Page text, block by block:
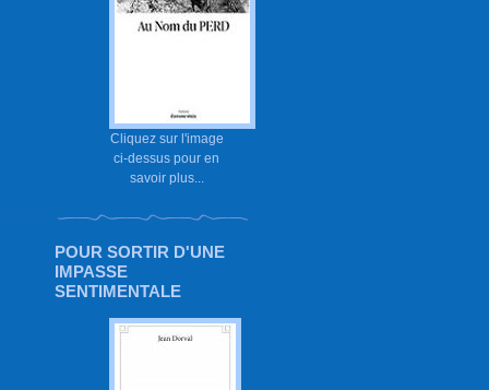
Cliquez sur l'image
ci-dessus pour en
savoir plus...
POUR SORTIR D'UNE
IMPASSE
SENTIMENTALE